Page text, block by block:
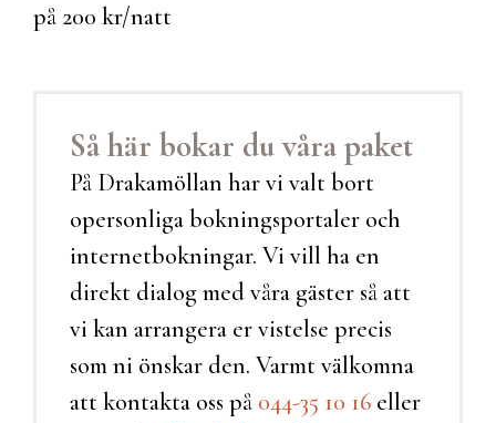
på 200 kr/natt
Så här bokar du våra paket
På Drakamöllan har vi valt bort
opersonliga bokningsportaler och
internetbokningar. Vi vill ha en
direkt dialog med våra gäster så att
vi kan arrangera er vistelse precis
som ni önskar den. Varmt välkomna
att kontakta oss på 044-35 10 16 eller